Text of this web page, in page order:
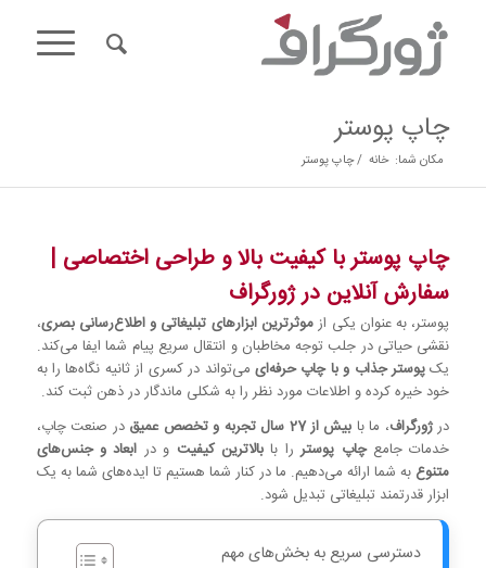
چاپ پوستر
مکان شما: خانه /چاپ پوستر
چاپ پوستر با کیفیت بالا و طراحی اختصاصی |
سفارش آنلاین در ژورگراف
پوستر، به عنوان یکی ازموثرترین ابزارهای تبلیغاتی و اطلاع‌رسانی بصری،
نقشی حیاتی در جلب توجه مخاطبان و انتقال سریع پیام شما ایفا می‌کند.
یکپوستر جذاب و با چاپ حرفه‌ای می‌تواند در کسری از ثانیه نگاه‌ها را به
خود خیره کرده و اطلاعات مورد نظر را به شکلی ماندگار در ذهن ثبت کند.
درژورگراف، ما با بیش از 27 سال تجربه و تخصص عمیق
در صنعت چاپ،
خدمات جامعچاپ پوستررا با بالاترین کیفیت و در ابعاد و جنس‌های
متنوع به شما ارائه می‌دهیم. ما در کنار شما هستیم تا ایده‌های شما به یک
ابزار قدرتمند تبلیغاتی تبدیل شود.
دسترسی سریع به بخش‌های مهم